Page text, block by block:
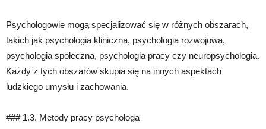
Psychologowie mogą specjalizować się w różnych obszarach,
takich jak psychologia kliniczna, psychologia rozwojowa,
psychologia społeczna, psychologia pracy czy neuropsychologia.
Każdy z tych obszarów skupia się na innych aspektach
ludzkiego umysłu i zachowania.
### 1.3. Metody pracy psychologa